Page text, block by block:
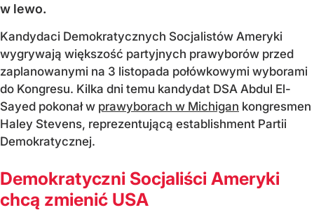
w lewo.
Kandydaci Demokratycznych Socjalistów Ameryki
wygrywają większość partyjnych prawyborów przed
zaplanowanymi na 3 listopada połówkowymi wyborami
do Kongresu. Kilka dni temu kandydat DSA Abdul El-
Sayed pokonał w prawyborach w Michigan kongresmen
Haley Stevens, reprezentującą establishment Partii
Demokratycznej.
Demokratyczni Socjaliści Ameryki
chcą zmienić USA